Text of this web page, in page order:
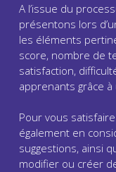
A l’issue du
présentons lors
les éléments
score, nombre de
satisfaction,
apprenants grâce à
Pour vous
également en
suggestions, ainsi
modifier ou créer